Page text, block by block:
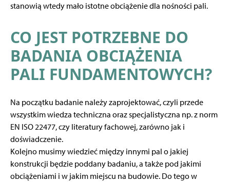
stanowią wtedy mało istotne obciążenie dla nośności pali.
CO JEST POTRZEBNE DO
BADANIA OBCIĄŻENIA
PALI FUNDAMENTOWYCH?
Na początku badanie należy zaprojektować, czyli przede
wszystkim wiedza techniczna oraz specjalistyczna np. z norm
EN ISO 22477, czy literatury fachowej, zarówno jak i
doświadczenie.
Kolejno musimy wiedzieć między innymi pal o jakiej
konstrukcji będzie poddany badaniu, a także pod jakimi
obciążeniami i w jakim miejscu na budowie. Do tego w